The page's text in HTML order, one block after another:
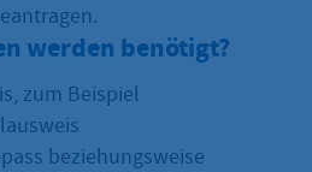
werden benötigt?
zum Beispiel
beziehungsweise